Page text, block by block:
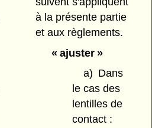
à la présente partie
et aux règlements.
« ajuster »
a) Dans
le cas des
lentilles de
contact :